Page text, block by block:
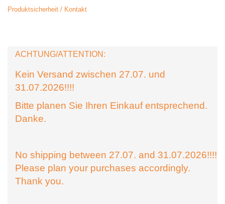
Produktsicherheit / Kontakt
ACHTUNG/ATTENTION:
Kein Versand zwischen 27.07. und
31.07.2026!!!!
Bitte planen Sie Ihren Einkauf entsprechend.
Danke.
No shipping between 27.07. and 31.07.2026!!!!
Please plan your purchases accordingly.
Thank you.